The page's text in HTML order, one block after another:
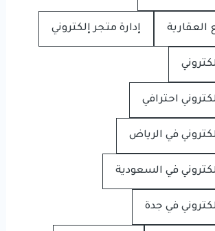
العقارية إدارة متجر إلكتروني
احترافي
في الرياض
في السعودية
في جدة